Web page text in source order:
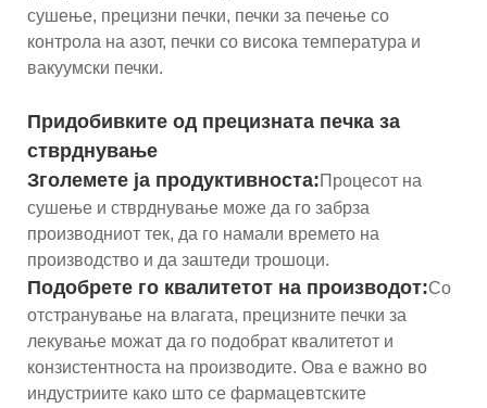
сушење, прецизни печки, печки за печење со
контрола на азот, печки со висока температура и
вакуумски печки.
Придобивките од прецизната печка за
стврднување
Зголемете ја продуктивноста:Процесот на
сушење и стврднување може да го забрза
производниот тек, да го намали времето на
производство и да заштеди трошоци.
Подобрете го квалитетот на производот:Со
отстранување на влагата, прецизните печки за
лекување можат да го подобрат квалитетот и
конзистентноста на производите. Ова е важно во
индустриите како што се фармацевтските